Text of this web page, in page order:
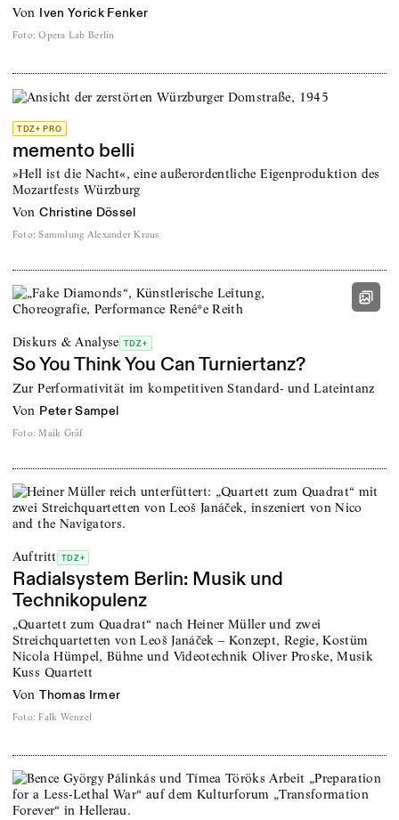
von Iven Yorick Fenker
Foto: Opera Lab Berlin
TDZ+ PRO
memento belli
»Hell ist die Nacht«, eine außerordentliche Eigenproduktion des
Mozartfests Würzburg
von Christine Dössel
Foto: Sammlung Alexander Kraus
Diskurs & Analyse TDZ+
So You Think You Can Turniertanz?
Zur Performativität im kompetitiven Standard- und Lateintanz
von Peter Sampel
Foto: Maik Gräf
Auftritt TDZ+
Radialsystem Berlin: Musik und
Technikopulenz
„Quartett zum Quadrat“ nach Heiner Müller und zwei
Streichquartetten von Leoš Janáček – Konzept, Regie, Kostüm
Nicola Hümpel, Bühne und Videotechnik Oliver Proske, Musik
Kuss Quartett
von Thomas Irmer
Foto: Falk Wenzel